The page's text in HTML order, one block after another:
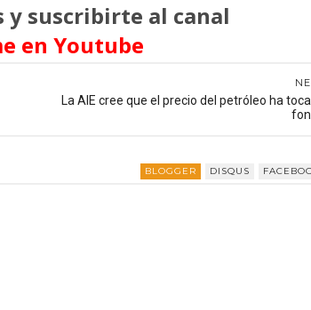
y suscribirte al canal
en Youtube
La AIE cree que el precio del petróleo ha
BLOGGER DISQUS